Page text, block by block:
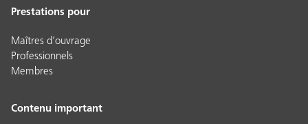
Prestations pour
Maîtres d’ouvrage
Professionnels
Membres
Contenu important